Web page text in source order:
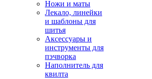
Ножи и маты
Лекало, линейки
и шаблоны для
шитья
Аксессуары и
инструменты для
пэчворка
Наполнитель для
квилта